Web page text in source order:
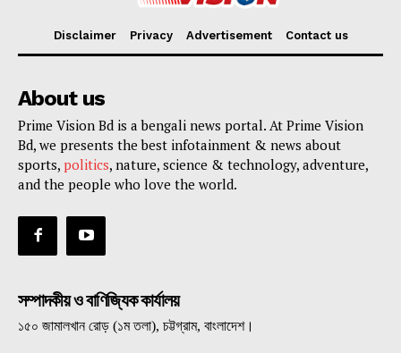
Disclaimer Privacy Advertisement Contact us
About us
Prime Vision Bd is a bengali news portal. At Prime Vision
Bd, we presents the best infotainment & news about
sports, politics, nature, science & technology, adventure,
and the people who love the world.
সম্পাদকীয় ও বাণিজ্যিক কার্যালয়
১৫০ জামালখান রোড় (১ম তলা), চট্টগ্রাম, বাংলাদেশ।